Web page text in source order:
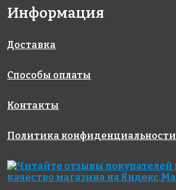
Информация
Доставка
Способы оплаты
Контакты
Политика конфиденциальности